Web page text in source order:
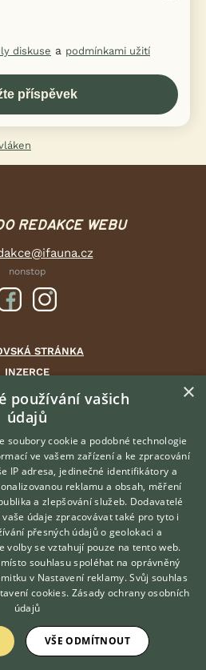
diskuse a podmínkami užití
REDAKCE WEBU
nonstop
STRÁNKA
INZERCE
DISKUSE
ČLÁNKY
STANICE
ATLAS
O nás
Kontakt
zvýraznění inzerátů
užití
osobních údajů
Přihlášení
Registrace
Hledáte zvířecího kamaráda?
Zdarma vám poradí
VETERINÁŘ ONLINE
KONZULTOVAT S
VETERINÁŘEM
×
používání vašich
údajů
soubory cookie a podobné technologie
ve vašem zařízení a ke zpracování
IP adresa, jedinečné identifikátory a
reklamu a obsah, měření
a zlepšování služeb. Dodavatelé
vaše údaje zpracovávat také pro tyto i
přesných údajů o geolokaci a
volby se vztahují pouze na tento web.
souhlasu spoléhat na oprávněný
v Nastavení reklamy. Svůj souhlas
cookies. Zásady ochrany osobních
údajů
VŠE ODMÍTNOUT